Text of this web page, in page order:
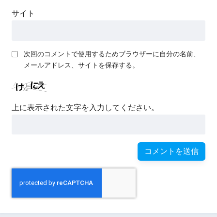
サイト
次回のコメントで使用するためブラウザーに自分の名前、
メールアドレス、サイトを保存する。
上に表示された文字を入力してください。